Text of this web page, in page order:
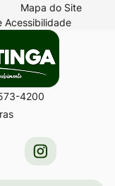
Mapa do Site
Acessibilidade
4200
Acessar
a